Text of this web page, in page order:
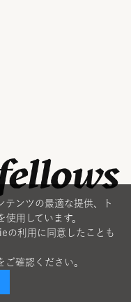
テンツの最適な提供、ト
用しています。
の利用に同意したことも
ご確認ください。